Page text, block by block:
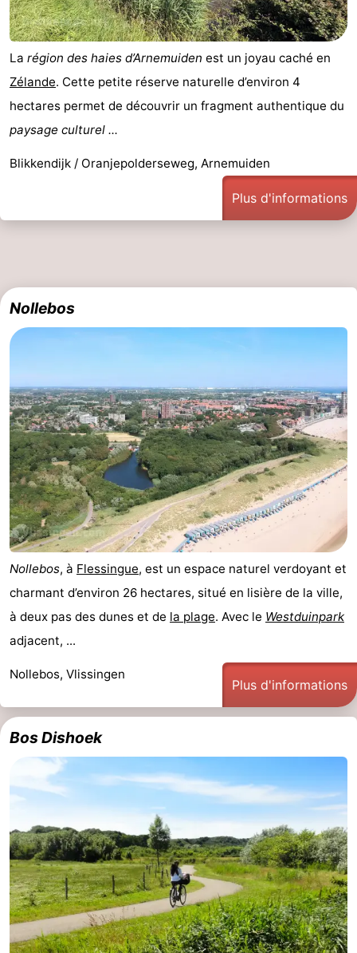
Renesse
-
Brouwershaven
-
Bruinisse
-
Nature
-
van
Schouwen
Veere
-
Nature
-
Nature
de
Mantelingen
-
Domburg
-
Zoutelande
-
Nature
Walcherse
bos
-
Dishoek
-
Vlissingen
-
Middelburg
Zeeuws-
Sluis
-
Cadzand
Het
Zwin
Contact
La région des haies d’Arnemuiden est un joyau caché en
Zélande. Cette petite réserve naturelle d’environ 4
hectares permet de découvrir un fragment authentique du
paysage culturel ...
Blikkendijk / Oranjepolderseweg, Arnemuiden
Plus d'informations
Nollebos
Nollebos, à Flessingue, est un espace naturel verdoyant et
charmant d’environ 26 hectares, situé en lisière de la ville,
à deux pas des dunes et de la plage. Avec le Westduinpark
adjacent, ...
Nollebos, Vlissingen
Plus d'informations
Bos Dishoek